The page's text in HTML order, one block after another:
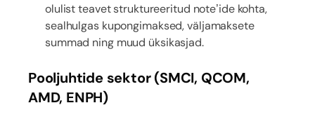
olulist teavet struktureeritud note’ide kohta,
sealhulgas kupongimaksed, väljamaksete
summad ning muud üksikasjad.
Pooljuhtide sektor (SMCI, QCOM,
AMD, ENPH)